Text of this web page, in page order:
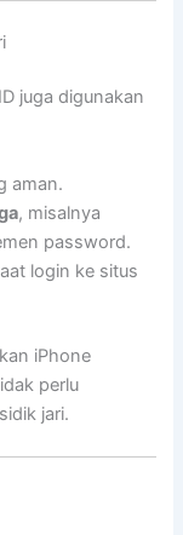
juga digunakan
aman.
, misalnya
password.
login ke situs
iPhone
perlu
jari.